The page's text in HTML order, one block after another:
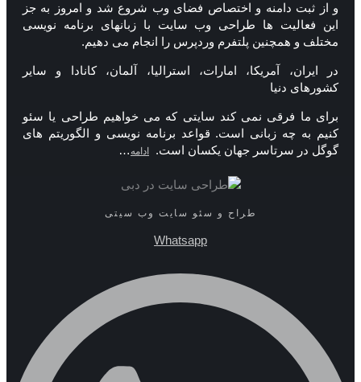
و از ثبت دامنه و اختصاص فضای وب شروع شد و امروز به جز
این فعالیت ها طراحی وب سایت با زبانهای برنامه نویسی
مختلف و همچنین پلتفرم وردپرس را انجام می دهیم.
در ایران، آمریکا، امارات، استرالیا، آلمان، کانادا و سایر
کشورهای دنیا
برای ما فرقی نمی کند سایتی که می خواهیم طراحی یا سئو
کنیم به چه زبانی است. قواعد برنامه نویسی و الگوریتم های
گوگل در سرتاسر جهان یکسان است.
ادامه …
طراح و سئو سایت وب سیتی
Whatsapp